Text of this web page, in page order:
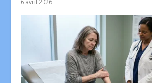
6 avril 2026